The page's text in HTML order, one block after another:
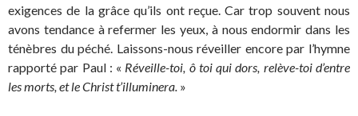
exigences de la grâce qu’ils ont reçue. Car trop souvent nous
avons tendance à refermer les yeux, à nous endormir dans les
ténèbres du péché. Laissons-nous réveiller encore par l’hymne
rapporté par Paul : « Réveille-toi, ô toi qui dors, relève-toi d’entre
les morts, et le Christ t’illuminera. »